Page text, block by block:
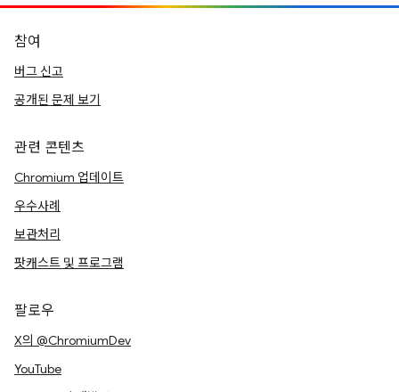
참여
버그 신고
공개된 문제 보기
관련 콘텐츠
Chromium 업데이트
우수사례
보관처리
팟캐스트 및 프로그램
팔로우
X의 @ChromiumDev
YouTube